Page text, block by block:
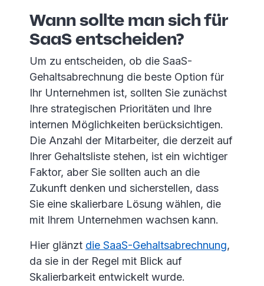
Wann sollte man sich für
SaaS entscheiden?
Um zu entscheiden, ob die SaaS-
Gehaltsabrechnung die beste Option für
Ihr Unternehmen ist, sollten Sie zunächst
Ihre strategischen Prioritäten und Ihre
internen Möglichkeiten berücksichtigen.
Die Anzahl der Mitarbeiter, die derzeit auf
Ihrer Gehaltsliste stehen, ist ein wichtiger
Faktor, aber Sie sollten auch an die
Zukunft denken und sicherstellen, dass
Sie eine skalierbare Lösung wählen, die
mit Ihrem Unternehmen wachsen kann.
Hier glänzt die SaaS-Gehaltsabrechnung,
da sie in der Regel mit Blick auf
Skalierbarkeit entwickelt wurde.